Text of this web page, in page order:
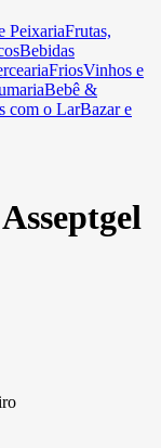
PeixariaFrutas,
Bebidas
FriosVinhos e
Bebê &
com o LarBazar e